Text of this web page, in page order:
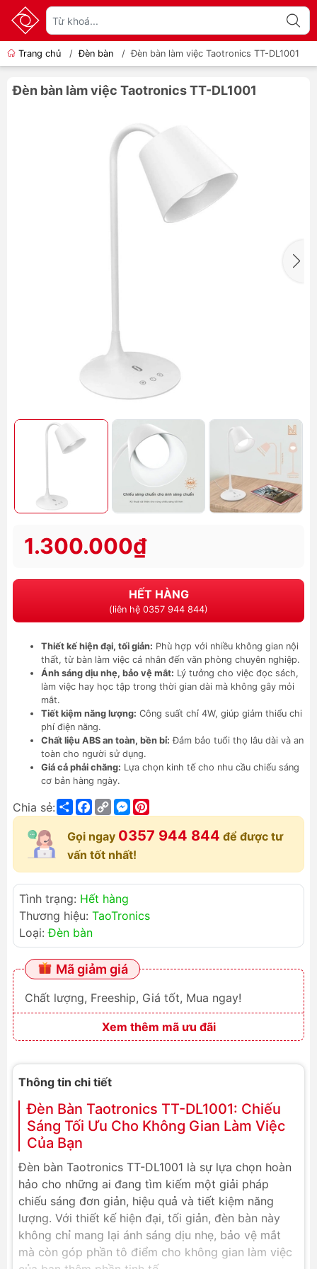
Trang chủ / Đèn bàn / Đèn bàn làm việc Taotronics TT-DL1001
Đèn bàn làm việc Taotronics TT-DL1001
1.300.000₫
HẾT HÀNG
(liên hệ 0357 944 844)
Thiết kế hiện đại, tối giản: Phù hợp với nhiều không gian nội
thất, từ bàn làm việc cá nhân đến văn phòng chuyên nghiệp.
Ánh sáng dịu nhẹ, bảo vệ mắt: Lý tưởng cho việc đọc sách,
làm việc hay học tập trong thời gian dài mà không gây mỏi
mắt.
Tiết kiệm năng lượng: Công suất chỉ 4W, giúp giảm thiểu chi
phí điện năng.
Chất liệu ABS an toàn, bền bỉ: Đảm bảo tuổi thọ lâu dài và an
toàn cho người sử dụng.
Giá cả phải chăng: Lựa chọn kinh tế cho nhu cầu chiếu sáng
cơ bản hàng ngày.
Chia sẻ: ShareFacebook
Copy
Link
Messenger
Gọi ngay 0357 944 844 để được tư
vấn tốt nhất!
Tình trạng: Hết hàng
Thương hiệu: TaoTronics
Loại:Đèn bàn
Mã giảm giá
Chất lượng, Freeship, Giá tốt, Mua ngay!
Xem thêm mã ưu đãi
Thông tin chi tiết
Đèn Bàn Taotronics TT-DL1001: Chiếu
Sáng Tối Ưu Cho Không Gian Làm Việc
Của Bạn
Đèn bàn Taotronics TT-DL1001 là sự lựa chọn hoàn
hảo cho những ai đang tìm kiếm một giải pháp
chiếu sáng đơn giản, hiệu quả và tiết kiệm năng
lượng. Với thiết kế hiện đại, tối giản, đèn bàn này
không chỉ mang lại ánh sáng dịu nhẹ, bảo vệ mắt
mà còn góp phần tô điểm cho không gian làm việc